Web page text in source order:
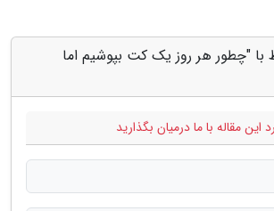
با "چطور هر روز یک کت بپوشیم اما
این مقاله با ما درمیان بگذارید